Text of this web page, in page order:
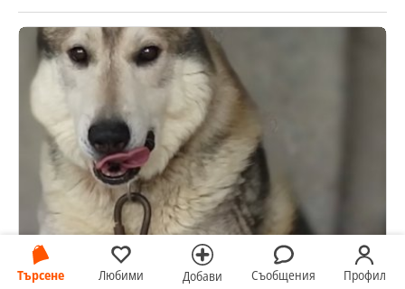
Търсене Любими Добави Съобщения Профил
Тамаскан търся женска